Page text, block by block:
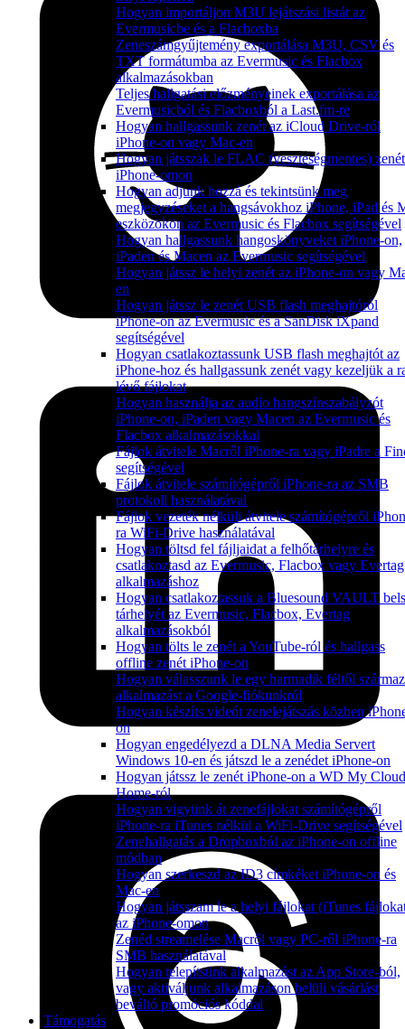
Hogyan importáljon M3U lejátszási listát az
Evermusicbe és a Flacboxba
Zeneszámgyűjtemény exportálása M3U, CSV és
TXT formátumba az Evermusic és Flacbox
alkalmazásokban
Teljes hallgatási előzményeinek exportálása az
Evermusicból és Flacboxból a Last.fm-re
Hogyan hallgassunk zenét az iCloud Drive-ról
iPhone-on vagy Mac-en
Hogyan játsszak le FLAC (veszteségmentes)
iPhone-omon
Hogyan adjunk hozzá és tekintsünk meg
megjegyzéseket a hangsávokhoz iPhone, iPad és
eszközökön az Evermusic és Flacbox segítségével
Hogyan hallgassunk hangoskönyveket iPhone-on,
iPaden és Macen az Evermusic segítségével
Hogyan játssz le helyi zenét az iPhone-on vagy
en
Hogyan játssz le zenét USB flash meghajtóról
iPhone-on az Evermusic és a SanDisk iXpand
segítségével
Hogyan csatlakoztassunk USB flash meghajtót az
iPhone-hoz és hallgassunk zenét vagy kezeljük a
lévő fájlokat
Hogyan használja az audio hangszínszabályzót
iPhone-on, iPaden vagy Macen az Evermusic és
Flacbox alkalmazásokkal
Fájlok átvitele Macről iPhone-ra vagy iPadre a
segítségével
Fájlok átvitele számítógépről iPhone-ra az SMB
protokoll használatával
Fájlok vezeték nélküli átvitele számítógépről
ra WiFi-Drive használatával
Hogyan töltsd fel fájljaidat a felhőtárhelyre és
csatlakoztasd az Evermusic, Flacbox vagy Evertag
alkalmazáshoz
Hogyan csatlakoztassuk a Bluesound VAULT
tárhelyét az Evermusic, Flacbox, Evertag
alkalmazásokból
Hogyan tölts le zenét a YouTube-ról és hallgass
offline zenét iPhone-on
Hogyan válasszunk le egy harmadik féltől
alkalmazást a Google-fiókunkról
Hogyan készíts videót zenelejátszás közben
on
Hogyan engedélyezd a DLNA Media Servert
Windows 10-en és játszd le a zenédet iPhone-on
Hogyan játssz le zenét iPhone-on a WD My Cloud
Home-ról
Hogyan vigyünk át zenefájlokat számítógépről
iPhone-ra iTunes nélkül a WiFi-Drive segítségével
Zenehallgatás a Dropboxból az iPhone-on offline
módban
Hogyan szerkeszd az ID3 címkéket iPhone-on és
Mac-en
Hogyan játsszam le a helyi fájlokat (iTunes
az iPhone-omon
Zenéd streamelése Macről vagy PC-ről iPhone-ra
SMB használatával
Hogyan telepítsünk alkalmazást az App Store-ból,
vagy aktiváljunk alkalmazáson belüli vásárlást
beváltó promóciós kóddal
Támogatás